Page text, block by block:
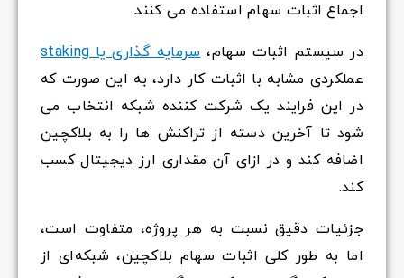
اجماع اثبات سهام استفاده می کنند.
در سیستم اثبات سهام، سرمایه گذاری یا staking
عملکردی مشابه با اثبات کار دارد، به این صورت که
در این فرایند یک شرکت کننده شبکه انتخاب می
شود تا آخرین دسته از تراکنش ها را به بلاکچین
اضافه کند و در ازای آن مقداری ارز دیجیتال کسب
کند.
جزئیات دقیق نسبت به هر پروژه، متفاوت است،
اما به طور کلی اثبات سهام بلاکچین، شبکه‌ای از